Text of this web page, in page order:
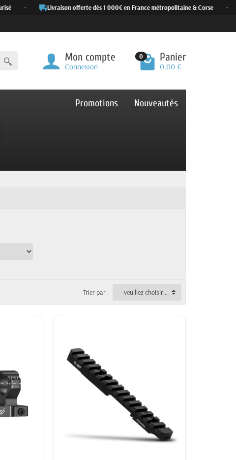
Livraison offerte dès 1 000€ en France métropolitaine & Corse
Mon compte
Connexion
0 Panier
0,00 €
Promotions Nouveautés
Trier par : -- veuillez choisir --